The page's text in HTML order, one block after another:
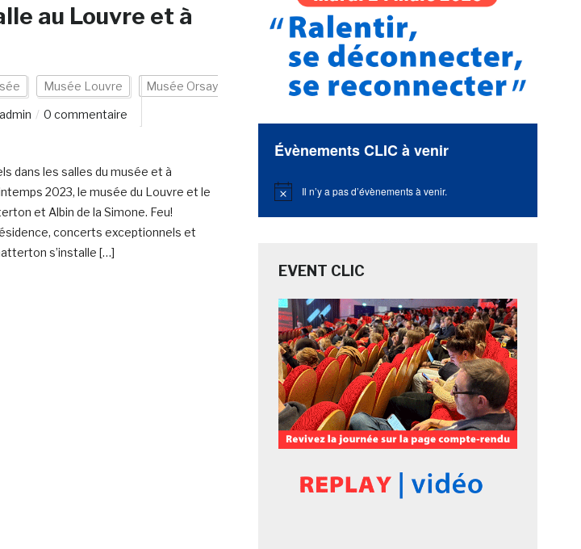
au Louvre et à
Musée Louvre Musée Orsay
admin 0 commentaire
dans les salles du musée et à
2023, le musée du Louvre et le
et Albin de la Simone. Feu!
concerts exceptionnels et
s’installe […]
Évènements CLIC à venir
Notice Il n’y a pas d’évènements à venir.
EVENT CLIC